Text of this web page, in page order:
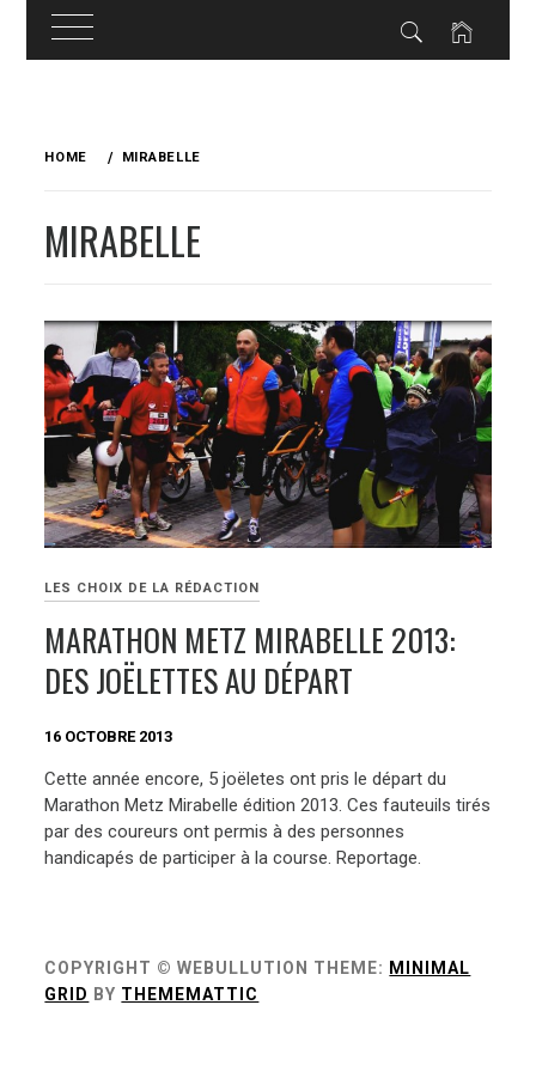
HOME MIRABELLE
MIRABELLE
LES CHOIX DE LA RÉDACTION
MARATHON METZ MIRABELLE 2013:
DES JOËLETTES AU DÉPART
16 OCTOBRE 2013
Cette année encore, 5 joëletes ont pris le départ du
Marathon Metz Mirabelle édition 2013. Ces fauteuils tirés
par des coureurs ont permis à des personnes
handicapés de participer à la course. Reportage.
COPYRIGHT © WEBULLUTION THEME: MINIMAL
GRID BY THEMEMATTIC